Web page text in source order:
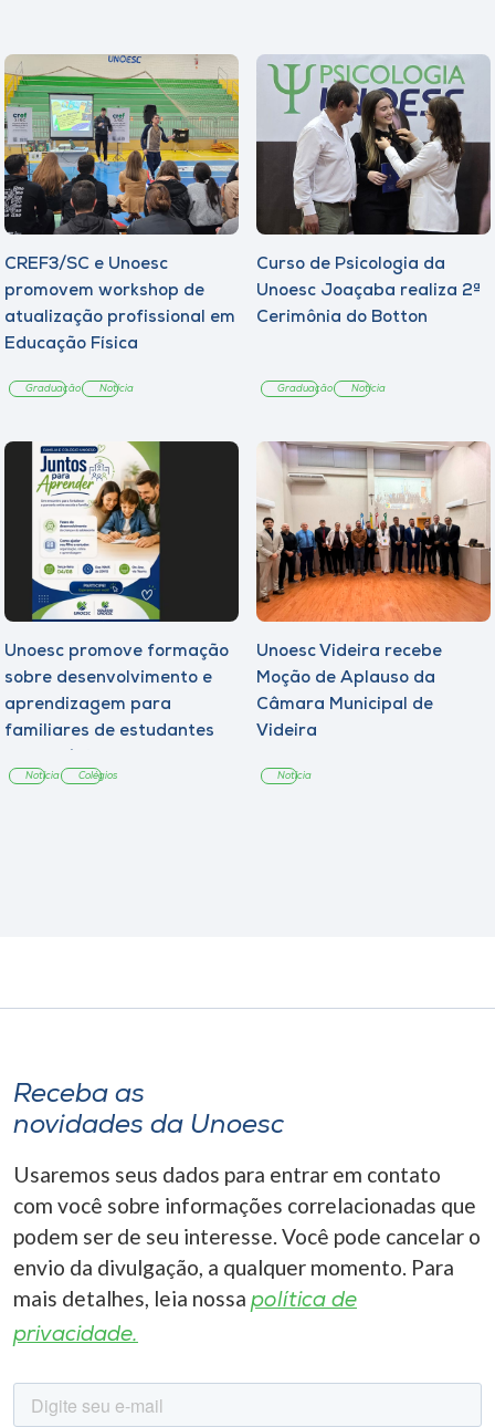
CREF3/SC e Unoesc
promovem workshop de
atualização profissional em
Educação Física
Graduação Notícia
Curso de Psicologia da
Unoesc Joaçaba realiza 2ª
Cerimônia do Botton
Graduação Notícia
Unoesc promove formação
sobre desenvolvimento e
aprendizagem para
familiares de estudantes
Notícia Colégios
Unoesc Videira recebe
Moção de Aplauso da
Câmara Municipal de
Videira
Notícia
Receba as
novidades da Unoesc
Usaremos seus dados para entrar em contato
com você sobre informações correlacionadas que
podem ser de seu interesse. Você pode cancelar o
envio da divulgação, a qualquer momento. Para
mais detalhes, leia nossa política de
privacidade.